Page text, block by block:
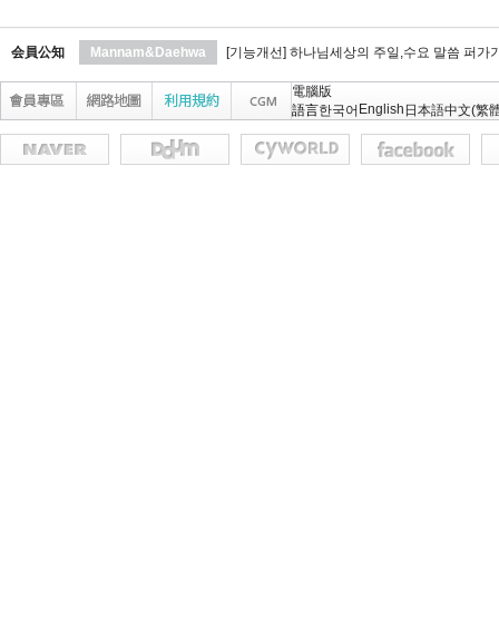
会員公知 Mannam&Daehwa [기능개선] 하나님세상의 주일,수요 말씀 퍼가
電腦版
語言한국어 English 日本語中文(繁